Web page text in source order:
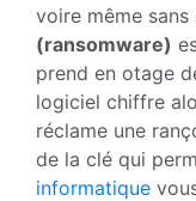
voire même sans
(ransomware)
prend en otage
logiciel chiffre
réclame une
de la clé qui
informatique